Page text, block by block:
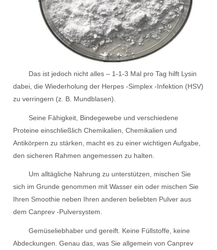
Das ist jedoch nicht alles – 1-1-3 Mal pro Tag hilft Lysin
dabei, die Wiederholung der Herpes -Simplex -Infektion (HSV)
zu verringern (z. B. Mundblasen).
Seine Fähigkeit, Bindegewebe und verschiedene
Proteine ​​einschließlich Chemikalien, Chemikalien und
Antikörpern zu stärken, macht es zu einer wichtigen Aufgabe,
den sicheren Rahmen angemessen zu halten.
Um alltägliche Nahrung zu unterstützen, mischen Sie
sich im Grunde genommen mit Wasser ein oder mischen Sie
Ihren Smoothie neben Ihren anderen beliebten Pulver aus
dem Canprev -Pulversystem.
Gemüseliebhaber und gereift. Keine Füllstoffe, keine
Abdeckungen. Genau das, was Sie allgemein von Canprev